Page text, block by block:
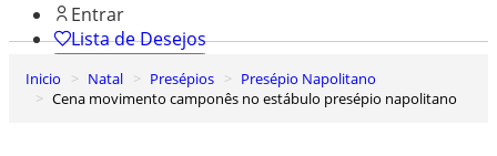
Entrar
Lista de Desejos
Carrinho de Compras
Inicio Natal Presépios
Presépio Napolitano
Cena movimento camponês no estábulo presépio napolitano